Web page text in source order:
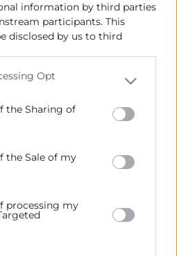
information by third parties
participants. This
disclosed by us to third
app uses one or more
gather and store information
to your visit or usage
to grant or deny consent to
in below Google consent
Opt
the Sharing of
the Sale of my
processing my
las empresas.
y defender los intereses
la industria y la navegación.
de carácter público
o que puedan encomendar y
Públicas.